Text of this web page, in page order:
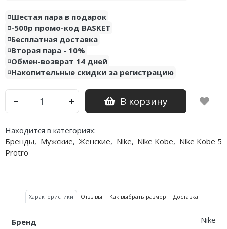
◽️Шестая пара в подарок
◽️-500р промо-код BASKET
◽️Бесплатная доставка
◽️Вторая пара - 10%
◽️Обмен-возврат 14 дней
◽️Накопительные скидки за регистрацию
− + В корзину
Находится в категориях:
Бренды, Мужские, Женские, Nike, Nike Kobe, Nike Kobe 5
Protro
Характеристики Отзывы Как выбрать размер Доставка
Бренд
Nike